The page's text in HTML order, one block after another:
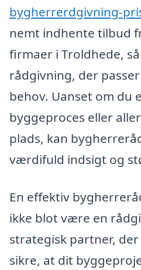
bygherrerdgivning-
nemt indhente tilbud
firmaer i Troldhede,
rådgivning, der
behov. Uanset om du
byggeproces eller
plads, kan
værdifuld indsigt og
En effektiv
ikke blot være en
strategisk partner,
sikre, at dit